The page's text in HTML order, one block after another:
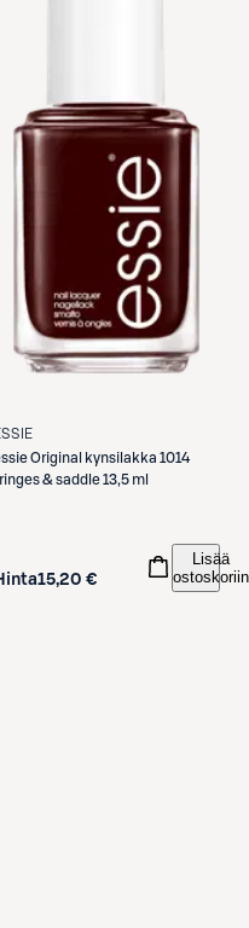
Original kynsilakka 1014
& saddle 13,5 ml
15,20 €
Lisää
ostoskoriin